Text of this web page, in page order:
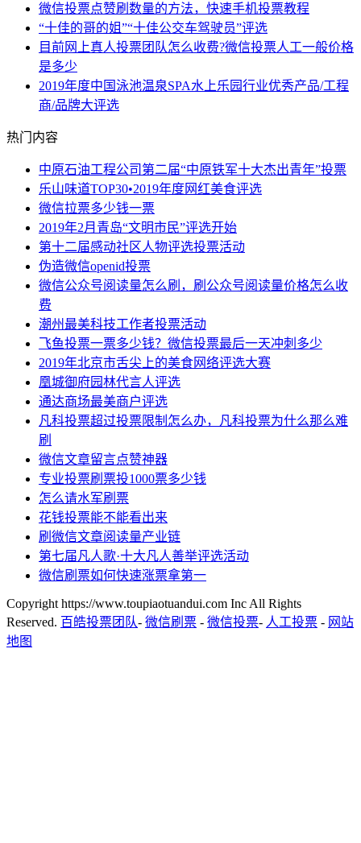
微信投票点赞刷数量的方法，快速手机投票教程
“十佳的哥的姐”“十佳公交车驾驶员”评选
目前网上真人投票团队怎么收费?微信投票人工一般价格
是多少
2019年度中国泳池温泉SPA水上乐园行业优秀产品/工程
商/品牌大评选
热门内容
中原石油工程公司第二届“中原铁军十大杰出青年”投票
乐山味道TOP30•2019年度网红美食评选
微信拉票多少钱一票
2019年2月青岛“文明市民”评选开始
第十二届感动社区人物评选投票活动
伪造微信openid投票
微信公众号阅读量怎么刷，刷公众号阅读量价格怎么收
费
潮州最美科技工作者投票活动
飞鱼投票一票多少钱？微信投票最后一天冲刺多少
2019年北京市舌尖上的美食网络评选大赛
凰城御府园林代言人评选
通达商场最美商户评选
凡科投票超过投票限制怎么办，凡科投票为什么那么难
刷
微信文章留言点赞神器
专业投票刷票投1000票多少钱
怎么请水军刷票
花钱投票能不能看出来
刷微信文章阅读量产业链
第七届凡人歌·十大凡人善举评选活动
微信刷票如何快速涨票拿第一
Copyright https://www.toupiaotuandui.com Inc All Rights
Reserved. 百皓投票团队- 微信刷票 - 微信投票- 人工投票 - 网站
地图